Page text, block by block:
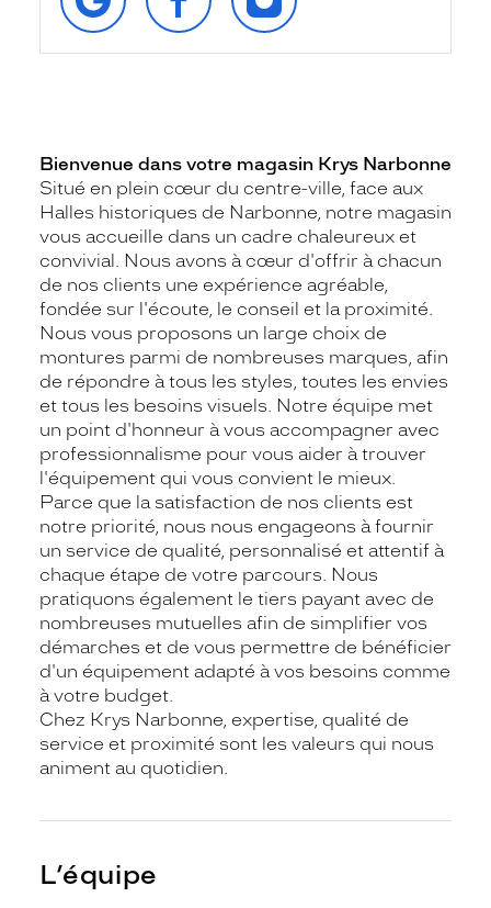
GOOGLEFACEBOOKINSTAGRAM
Bienvenue dans votre magasin Krys Narbonne
Situé en plein cœur du centre-ville, face aux
Halles historiques de Narbonne, notre magasin
vous accueille dans un cadre chaleureux et
convivial. Nous avons à cœur d'offrir à chacun
de nos clients une expérience agréable,
fondée sur l'écoute, le conseil et la proximité.
Nous vous proposons un large choix de
montures parmi de nombreuses marques, afin
de répondre à tous les styles, toutes les envies
et tous les besoins visuels. Notre équipe met
un point d'honneur à vous accompagner avec
professionnalisme pour vous aider à trouver
l'équipement qui vous convient le mieux.
Parce que la satisfaction de nos clients est
notre priorité, nous nous engageons à fournir
un service de qualité, personnalisé et attentif à
chaque étape de votre parcours. Nous
pratiquons également le tiers payant avec de
nombreuses mutuelles afin de simplifier vos
démarches et de vous permettre de bénéficier
d'un équipement adapté à vos besoins comme
à votre budget.
Chez Krys Narbonne, expertise, qualité de
service et proximité sont les valeurs qui nous
animent au quotidien.
L’équipe